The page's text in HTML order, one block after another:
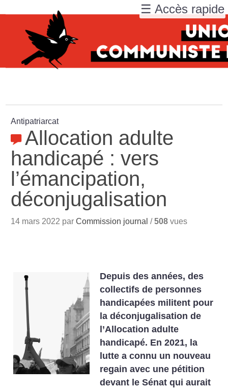
Antipatriarcat
Allocation adulte
handicapé : vers
l’émancipation,
déconjugalisation
14 mars 2022 parCommission journal /508 vues
Depuis des années, des
collectifs de personnes
handicapées militent pour
la déconjugalisation de
l’Allocation adulte
handicapé. En 2021, la
lutte a connu un nouveau
regain avec une pétition
devant le Sénat qui aurait
☰ Accès rapide